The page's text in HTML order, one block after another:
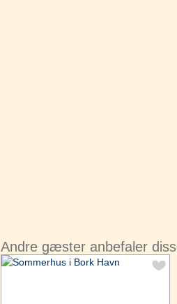
Andre gæster anbefaler